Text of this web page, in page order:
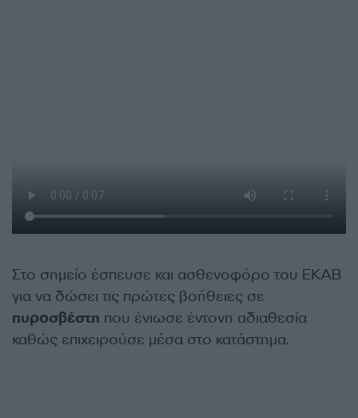
Στο σημείο έσπευσε και ασθενοφόρο του ΕΚΑΒ
για να δώσει τις πρώτες βοήθειες σε
πυροσβέστη που ένιωσε έντονη αδιαθεσία
καθώς επιχειρούσε μέσα στο κατάστημα.